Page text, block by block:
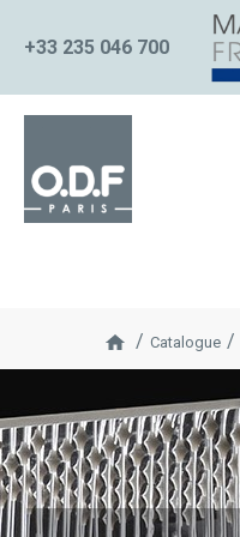
+33 235 046 700
Catalogue